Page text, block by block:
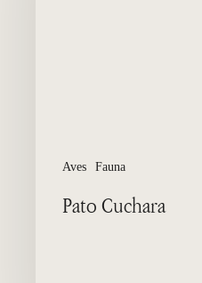
Aves Fauna
Pato Cuchara